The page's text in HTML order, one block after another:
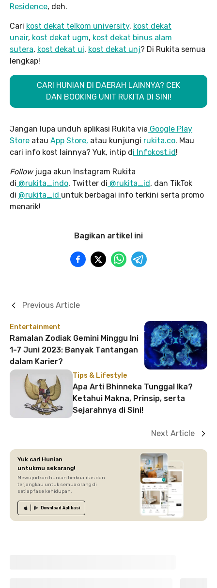
Residence, deh.
Cari kost dekat telkom university, kost dekat
unair, kost dekat ugm, kost dekat binus alam
sutera, kost dekat ui, kost dekat unj? Di Rukita semua
lengkap!
CARI HUNIAN DI DAERAH LAINNYA? CEK
DAN BOOKING UNIT RUKITA DI SINI!
Jangan lupa unduh aplikasi Rukita via Google Play
Store atau App Store, atau kunjungi rukita.co. Mau
cari info kost lainnya? Yuk, intip di Infokost.id!
Follow juga akun Instagram Rukita
di @rukita_indo, Twitter di @rukita_id, dan TikTok
di @rukita_id untuk berbagai info terkini serta promo
menarik!
Bagikan artikel ini
Entertainment
Ramalan Zodiak Gemini Minggu Ini
1-7 Juni 2023: Banyak Tantangan
dalam Karier?
Previous Article
Tips & Lifestyle
Apa Arti Bhinneka Tunggal Ika?
Ketahui Makna, Prinsip, serta
Sejarahnya di Sini!
Next Article
Yuk cari Hunian
untukmu sekarang!
Mewujudkan hunian berkualitas dan
terjangkau untuk semua orang di
setiap fase kehidupan.
Download Aplikasi